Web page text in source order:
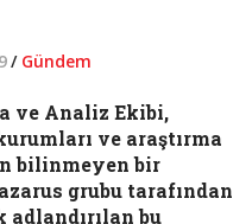
/ Gündem
ve Analiz Ekibi,
ve araştırma
bilinmeyen bir
grubu tarafından
bu